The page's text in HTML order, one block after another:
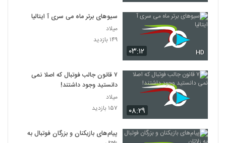
۰۳:۱۲ HD
سیوهای برتر ماه می سری آ ایتالیا
میلاد
۱۴۹ بازدید
۰۸:۲۹
۷ قانون جالب فوتبال که اصلا نمی
دانستید وجود داشتند!
میلاد
۱۵۷ بازدید
پیام‌های بازیکنان و بزرگان فوتبال به